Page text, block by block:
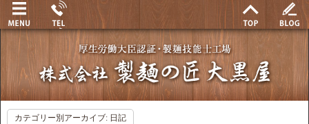
カテゴリー別アーカイブ: 日記